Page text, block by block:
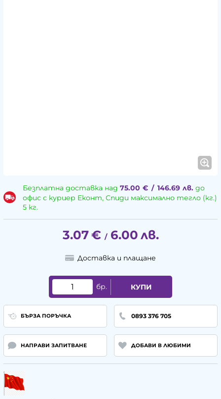
Безплатна доставка над 75.00 € / 146.69 лв.до
офис с куриер Еконт, Спиди максимално тегло (кг.)
5 кг.
3.07€ / 6.00 лв.
Доставка и плащане
бр. КУПИ
БЪРЗА ПОРЪЧКА 0893 376 705
НАПРАВИ ЗАПИТВАНЕ ДОБАВИ В ЛЮБИМИ